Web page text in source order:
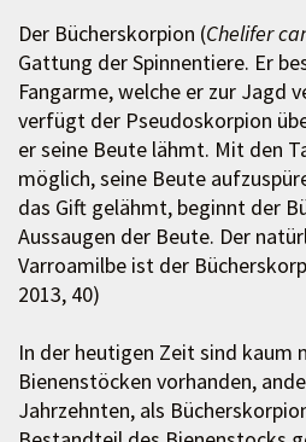
Der Bücherskorpion (Chelifer
Gattung der Spinnentiere. Er
Fangarme, welche er zur Jagd
verfügt der Pseudoskorpion
er seine Beute lähmt. Mit den
möglich, seine Beute
das Gift gelähmt, beginnt der
Aussaugen der Beute. Der
Varroamilbe ist der
2013, 40)
In der heutigen Zeit sind kaum
Bienenstöcken vorhanden,
Jahrzehnten, als